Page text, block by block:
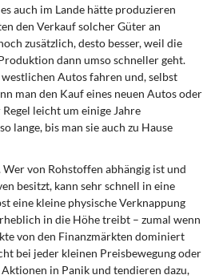
auch im Lande hätte produzieren
den Verkauf solcher Güter an
zusätzlich, desto besser, weil die
dann umso schneller geht.
Autos fahren und, selbst
man den Kauf eines neuen Autos oder
leicht um einige Jahre
lange, bis man sie auch zu Hause
von Rohstoffen abhängig ist und
besitzt, kann sehr schnell in eine
eine kleine physische Verknappung
in die Höhe treibt – zumal wenn
von den Finanzmärkten dominiert
bei jeder kleinen Preisbewegung oder
in Panik und tendieren dazu,